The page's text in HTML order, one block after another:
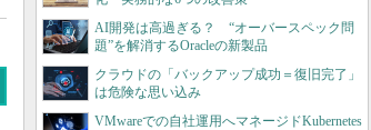
AI開発は高過ぎる？ “オーバースペック問
題”を解消するOracleの新製品
クラウドの「バックアップ成功＝復旧完了」
は危険な思い込み
VMwareでの自社運用へマネージドKubernetes